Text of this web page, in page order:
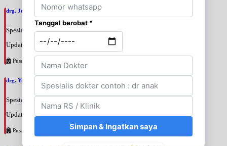
drg. Joko Prihantono, SpPros
Spesialis: Gigi
Update terakhir: 2026-08-07 11:26:00
Pusat Pertamina
drg. Yuri Desi Pratamasari, SpKGA
Spesialis: Gigi
Update terakhir: 2026-08-07 10:39:26
Pusat Pertamina